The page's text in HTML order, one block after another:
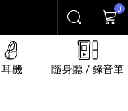
搜尋 購物
0
耳機 隨身聽 / 錄音筆